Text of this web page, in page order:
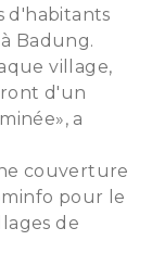
d'habitants
Badung.
village,
d'un
a
couverture
pour le
de